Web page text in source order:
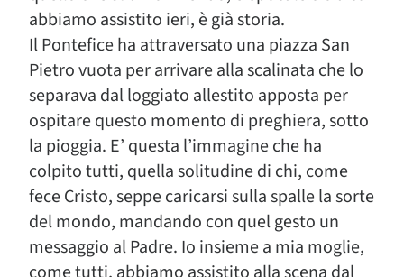
abbiamo assistito ieri, è già storia.
Il Pontefice ha attraversato una piazza San
Pietro vuota per arrivare alla scalinata che lo
separava dal loggiato allestito apposta per
ospitare questo momento di preghiera, sotto
la pioggia. E’ questa l’immagine che ha
colpito tutti, quella solitudine di chi, come
fece Cristo, seppe caricarsi sulla spalle la sorte
del mondo, mandando con quel gesto un
messaggio al Padre. Io insieme a mia moglie,